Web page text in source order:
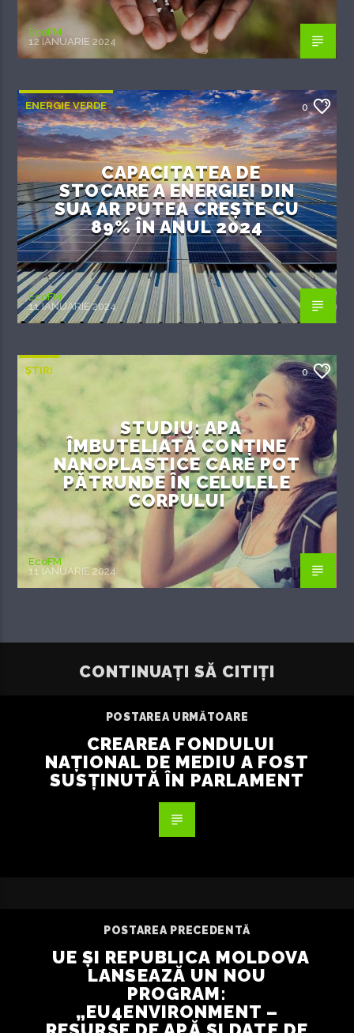
EcoFM
12 IANUARIE 2024
ENERGIE VERDE 0
CAPACITATEA DE
STOCARE A ENERGIEI DIN
SUA AR PUTEA CREȘTE CU
89% ÎN ANUL 2024
EcoFM
11 IANUARIE 2024
ȘTIRI 0
STUDIU: APA
ÎMBUTELIATĂ CONȚINE
NANOPLASTICE CARE POT
PĂTRUNDE ÎN CELULELE
CORPULUI
EcoFM
11 IANUARIE 2024
CONTINUAȚI SĂ CITIȚI
POSTAREA URMĂTOARE
CREAREA FONDULUI
NAȚIONAL DE MEDIU A FOST
SUSȚINUTĂ ÎN PARLAMENT
POSTAREA PRECEDENTĂ
UE ȘI REPUBLICA MOLDOVA
LANSEAZĂ UN NOU
PROGRAM:
„EU4ENVIRONMENT –